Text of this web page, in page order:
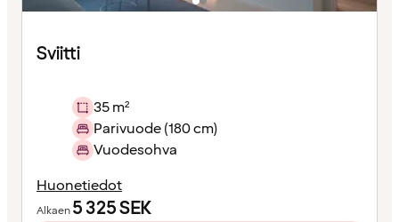
Sviitti
35 m²
Parivuode (180 cm)
Vuodesohva
Huonetiedot
Alkaen5 325SEK